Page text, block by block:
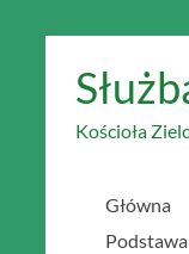
content
Kościoła
Główna